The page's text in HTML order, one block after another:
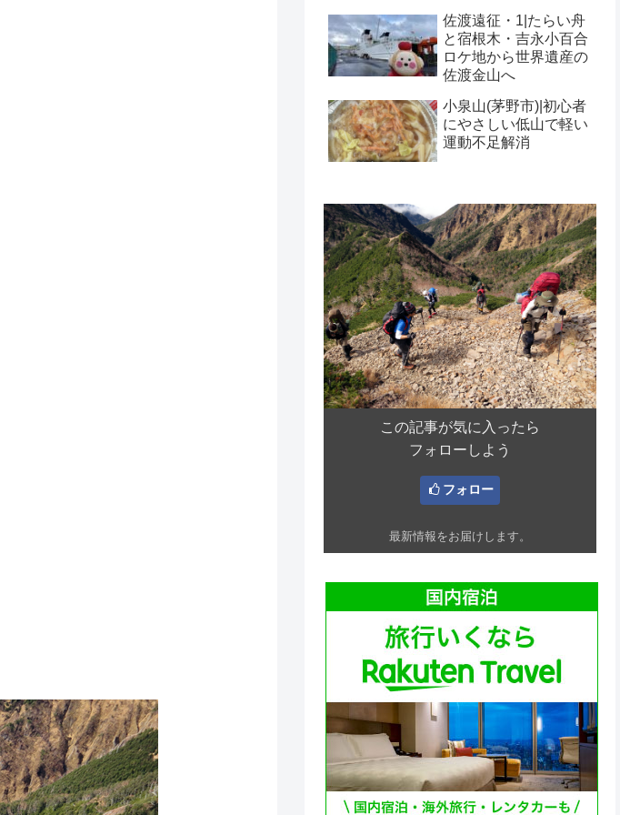
佐渡遠征・1|たらい舟
と宿根木・吉永小百合
ロケ地から世界遺産の
佐渡金山へ
小泉山(茅野市)|初心者
にやさしい低山で軽い
運動不足解消
この記事が気に入ったら
フォローしよう
フォロー
最新情報をお届けします。